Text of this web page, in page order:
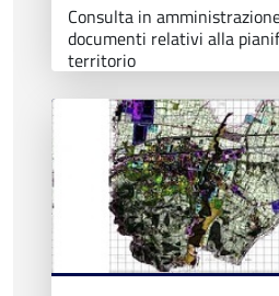
Consulta in
documenti relativi alla
territorio